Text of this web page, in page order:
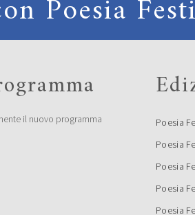
Poesia
il nuovo programma
Poesia
Poesia
Poesia
Poesia
Poesia